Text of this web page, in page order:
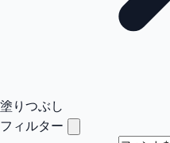
塗りつぶし
フィルター